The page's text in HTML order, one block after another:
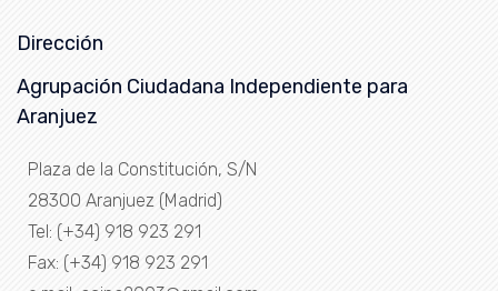
Dirección
Agrupación Ciudadana Independiente para
Aranjuez
Plaza de la Constitución, S/N
28300 Aranjuez (Madrid)
Tel: (+34) 918 923 291
Fax: (+34) 918 923 291